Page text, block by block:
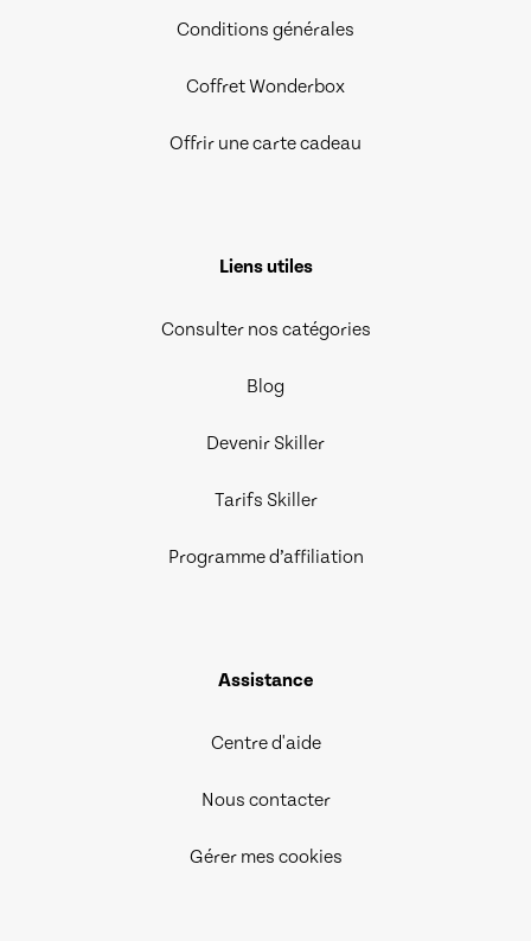
Conditions générales
Coffret Wonderbox
Offrir une carte cadeau
Liens utiles
Consulter nos catégories
Blog
Devenir Skiller
Tarifs Skiller
Programme d’affiliation
Assistance
Centre d'aide
Nous contacter
Gérer mes cookies